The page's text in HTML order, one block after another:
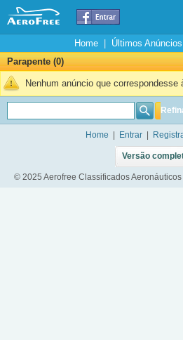
Home| Últimos Anúncios
Parapente (0)
Nenhum anúncio que
Home Entrar
Versão
© 2025 Aerofree Classificados